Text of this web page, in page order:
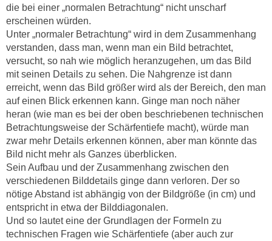
die bei einer „normalen Betrachtung“ nicht unscharf
erscheinen würden.
Unter „normaler Betrachtung“ wird in dem Zusammenhang
verstanden, dass man, wenn man ein Bild betrachtet,
versucht, so nah wie möglich heranzugehen, um das Bild
mit seinen Details zu sehen. Die Nahgrenze ist dann
erreicht, wenn das Bild größer wird als der Bereich, den man
auf einen Blick erkennen kann. Ginge man noch näher
heran (wie man es bei der oben beschriebenen technischen
Betrachtungsweise der Schärfentiefe macht), würde man
zwar mehr Details erkennen können, aber man könnte das
Bild nicht mehr als Ganzes überblicken.
Sein Aufbau und der Zusammenhang zwischen den
verschiedenen Bilddetails ginge dann verloren. Der so
nötige Abstand ist abhängig von der Bildgröße (in cm) und
entspricht in etwa der Bilddiagonalen.
Und so lautet eine der Grundlagen der Formeln zu
technischen Fragen wie Schärfentiefe (aber auch zur